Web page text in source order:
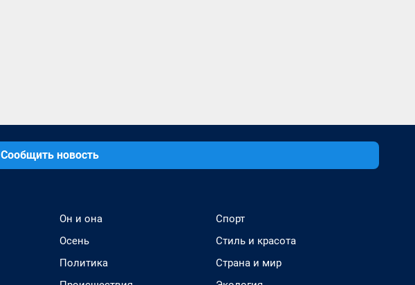
Сообщить новость
Он и она
Осень
Политика
Спорт
Стиль и красота
Страна и мир